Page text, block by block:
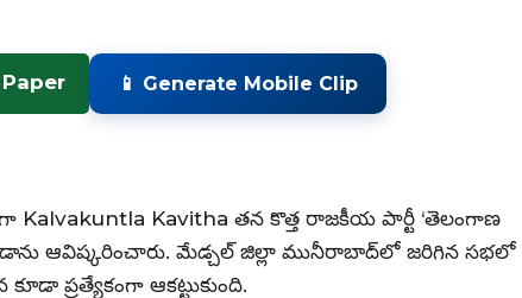
📱 Generate Mobile Clip
Kavitha తన కొత్త రాజకీయ పార్టీ ‘తెలంగాణ
జెండాను ఆవిష్కరించారు. మేడ్చల్ జిల్లా మునీరాబాద్‌లో జరిగిన సభలో
ప్రత్యేకంగా ఆకట్టుకుంది.